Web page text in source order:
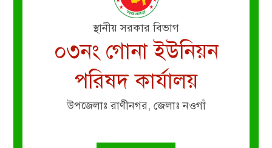
স্থানীয় সরকার বিভাগ
০৩নং গোনা ইউনিয়ন
পরিষদ কার্যালয়
উপজেলাঃ রাণীনগর, জেলাঃ নওগাঁ